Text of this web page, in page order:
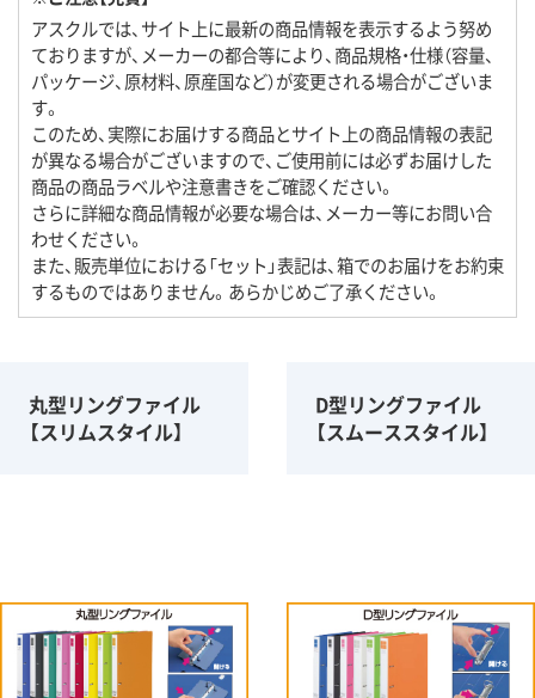
アスクルでは、サイト上に最新の商品情報を表示するよう努め
ておりますが、メーカーの都合等により、商品規格・仕様（容量、
パッケージ、原材料、原産国など）が変更される場合がございま
す。
このため、実際にお届けする商品とサイト上の商品情報の表記
が異なる場合がございますので、ご使用前には必ずお届けした
商品の商品ラベルや注意書きをご確認ください。
さらに詳細な商品情報が必要な場合は、メーカー等にお問い合
わせください。
また、販売単位における「セット」表記は、箱でのお届けをお約束
するものではありません。あらかじめご了承ください。
丸型リングファイル
【スリムスタイル】
D型リングファイル
【スムーススタイル】